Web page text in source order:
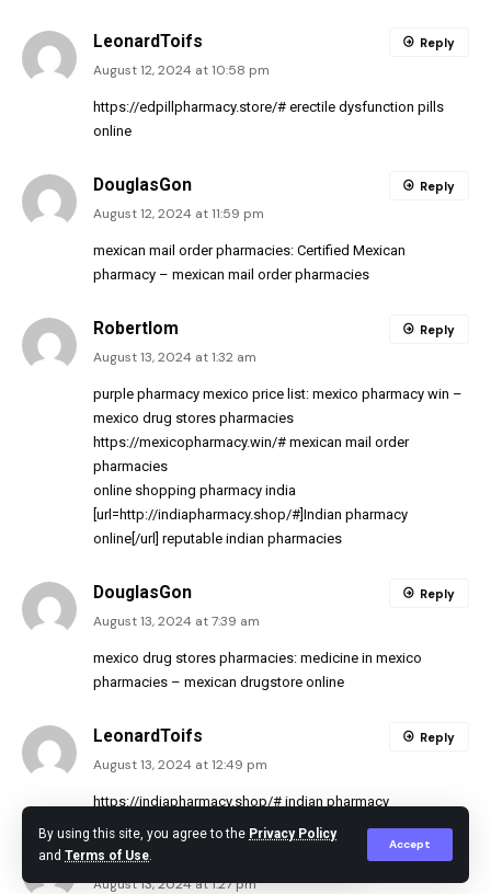
By using this site, you agree to the Privacy Policy
and Terms of Use.
Accept
LeonardToifs
August 12, 2024 at 10:58 pm
https://edpillpharmacy.store/# erectile dysfunction pills
online
Reply
DouglasGon
August 12, 2024 at 11:59 pm
mexican mail order pharmacies: Certified Mexican
pharmacy – mexican mail order pharmacies
Reply
Robertlom
August 13, 2024 at 1:32 am
purple pharmacy mexico price list: mexico pharmacy win –
mexico drug stores pharmacies
https://mexicopharmacy.win/# mexican mail order
pharmacies
online shopping pharmacy india
[url=http://indiapharmacy.shop/#]Indian pharmacy
online[/url] reputable indian pharmacies
Reply
DouglasGon
August 13, 2024 at 7:39 am
mexico drug stores pharmacies: medicine in mexico
pharmacies – mexican drugstore online
Reply
LeonardToifs
August 13, 2024 at 12:49 pm
https://indiapharmacy.shop/# indian pharmacy
Reply
FloydTap
August 13, 2024 at 1:27 pm
Reply